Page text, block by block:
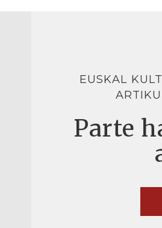
EUSKAL
Parte